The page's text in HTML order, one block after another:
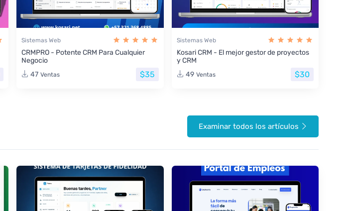
Sistemas Web
CRMPRO - Potente CRM Para Cualquier
Negocio
47 Ventas $35
Sistemas Web
Kosari CRM - El mejor gestor de proyectos
y CRM
49 Ventas $30
Examinar todos los artículos